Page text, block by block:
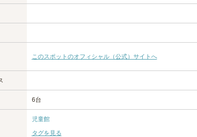
このスポットのオフィシャル（公式）サイトへ
6台
児童館
タグを見る